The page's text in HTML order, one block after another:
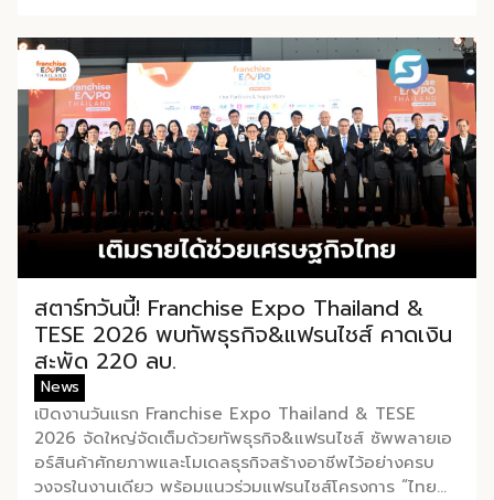
Thailand Franchise Award 2026 ให้แก่ผู้ประกอบธุรกิจ
แฟรนไชส์ที่อยู่ในการส่งเสริมสนับสนุนของกรมฯ นายพู
นพงษ์ นัยนาภากรณ์ อธิบดีกรมพัฒนาธุรกิจการค้า
กระทรวงพาณิชย์ เปิดเผยภายหลังเป็นประธานเปิดงาน “งาน
แฟรนไชส์ เอ็กซ์โป ไทยแลนด์ บาย สมาร์ท เอสเอ็มอี เอ็กซ์
โป (Franchise Expo Thailand by Smart SME Expo)”
ซึ่งเป็นงานแสดงธุรกิจแฟรนไชส์ชั้นนำที่จัดขึ้นโดย บริษัท พี
เอ็มจี คอร์ปอเรชัน จำกัด เพื่อยกระดับศักยภาพของผู้
ประกอบการและเจ้าของธุรกิจที่ต้องการขยายกิจการผ่า
นระบบแฟรนไชส์ […]
สตาร์ทวันนี้! Franchise Expo Thailand &
TESE 2026 พบทัพธุรกิจ&แฟรนไชส์ คาดเงิน
สะพัด 220 ลบ.
News
เปิดงานวันแรก Franchise Expo Thailand & TESE
2026 จัดใหญ่จัดเต็มด้วยทัพธุรกิจ&แฟรนไชส์ ซัพพลายเอ
อร์สินค้าศักยภาพและโมเดลธุรกิจสร้างอาชีพไว้อย่างครบ
วงจรในงานเดียว พร้อมแนวร่วมแฟรนไชส์โครงการ “ไทย